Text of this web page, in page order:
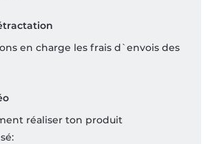
en charge les frais d`envois des
réaliser ton produit